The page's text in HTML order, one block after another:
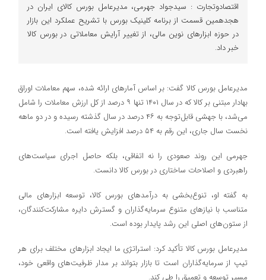
اقتصادوتجارت : سیدجواد جهرمی، مدیرعامل بورس کالای ایران در
هجدهمین قسمت از برنامه کلینیک بورس با تشریح عملکرد این بازار
در حوزه ابزارهای نوین مالی، از تغییر آرایش معاملاتی در بورس کالا
خبر داد.
مدیرعامل بورس کالا گفت: بر اساس آمارهای ارائه شده، سهم معاملات اوراق
بهادار مبتنی بر کالا که در سال ۱۴۰۱ تنها ۹ درصد از کل ارزش معاملات را شامل
می‌شد، با جهشی قابل‌توجه به ۴۶ درصد در سال گذشته رسیده و در دو ماهه
نخست سال جاری، این رقم به ۵۴ درصد افزایش یافته است.
جهرمی این روند صعودی را نه اتفاقی، بلکه حاصل اجرای سیاست‌های
راهبردی و اصلاحات ساختاری در بورس کالا دانست.
به گفته او، تنوع‌بخشی به درآمدهای بورس کالا، توسعه ابزارهای مالی
متناسب با نیازهای متنوع سرمایه‌گذاران و گسترش دایره مشارکت‌کنندگان،
از ستون‌های اصلی این رشد پایدار بوده است.
مدیرعامل بورس کالا تأکید کرد: استراتژی ما ایجاد ابزارهای مختلف برای هر
تیپ از سرمایه‌گذاران است تا بازار بتواند بر مدار ظرفیت‌های واقعی خود،
مسیر توسعه و تعمیق را طی کند.